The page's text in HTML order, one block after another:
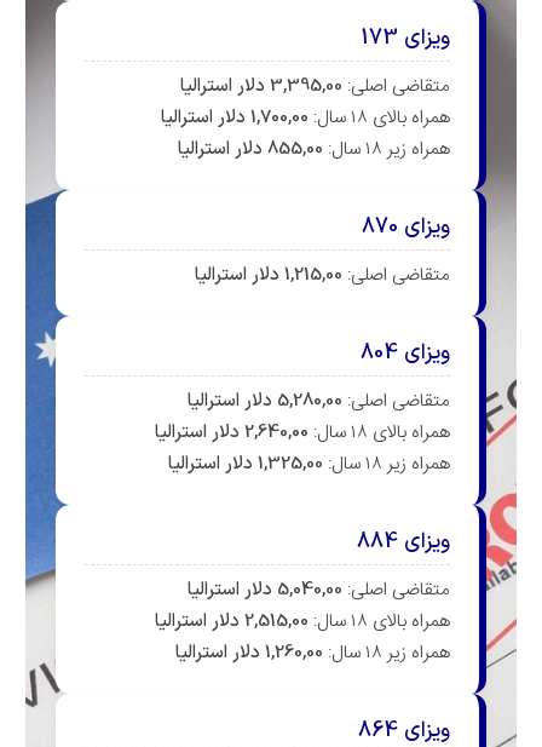
اصلی:3,395,00 دلار استرالیا
1,700,00 دلار استرالیا
855,00 دلار استرالیا
اصلی:1,215,00 دلار استرالیا
اصلی:5,280,00 دلار استرالیا
بالای ۱۸ سال: 2,640,00 دلار استرالیا
1,325,00 دلار استرالیا
884
اصلی:5,040,00 دلار استرالیا
بالای ۱۸ سال: 2,515,00 دلار استرالیا
زیر ۱۸ سال: 1,260,00 دلار استرالیا
864